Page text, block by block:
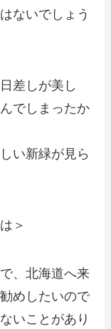
ないでしょう
差しが美し
でしまったか
い新緑が見ら
＞
、北海道へ来
めしたいので
いことがあり